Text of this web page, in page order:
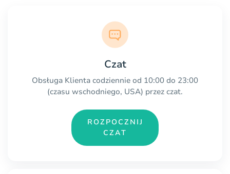
Czat
Obsługa Klienta codziennie od 10:00 do 23:00
(czasu wschodniego, USA) przez czat.
ROZPOCZNIJ
CZAT